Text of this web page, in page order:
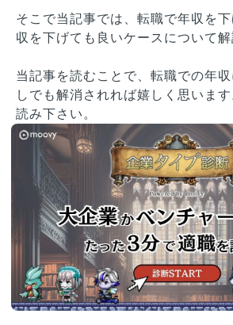
そこで当記事では、転職で年収を
収を下げても良いケースについて解
当記事を読むことで、転職での年
しでも解消されれば嬉しく思いま
読み下さい。